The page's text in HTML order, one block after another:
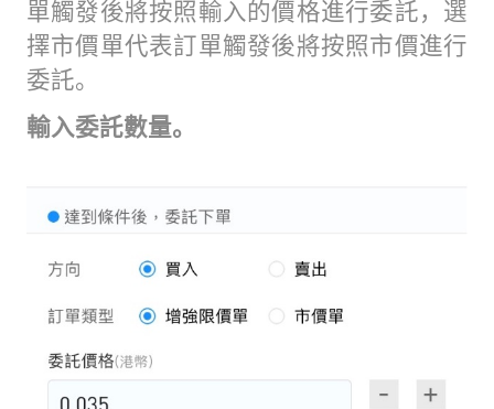
單觸發後將按照輸入的價格進行委託，選
擇市價單代表訂單觸發後將按照市價進行
委託。
輸入委託數量。